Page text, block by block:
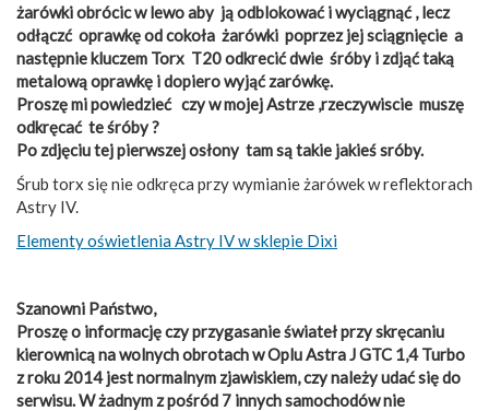
żarówki obrócic w lewo aby ją odblokować i wyciągnąć , lecz
odłączć oprawkę od cokoła żarówki poprzez jej sciągnięcie a
następnie kluczem Torx T20 odkrecić dwie śróby i zdjąć taką
metalową oprawkę i dopiero wyjąć zarówkę.
Proszę mi powiedzieć czy w mojej Astrze ,rzeczywiscie muszę
odkręcać te śróby ?
Po zdjęciu tej pierwszej osłony tam są takie jakieś sróby.
Śrub torx się nie odkręca przy wymianie żarówek w reflektorach
Astry IV.
Elementy oświetlenia Astry IV w sklepie Dixi
Szanowni Państwo,
Proszę o informację czy przygasanie świateł przy skręcaniu
kierownicą na wolnych obrotach w Oplu Astra J GTC 1,4 Turbo
z roku 2014 jest normalnym zjawiskiem, czy należy udać się do
serwisu. W żadnym z pośród 7 innych samochodów nie